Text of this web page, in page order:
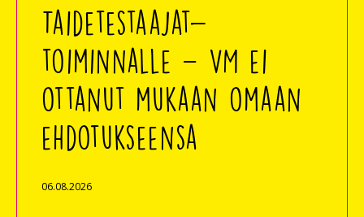
Taidetestaajat-
toiminnalle – VM ei
ottanut mukaan omaan
ehdotukseensa
06.08.2026